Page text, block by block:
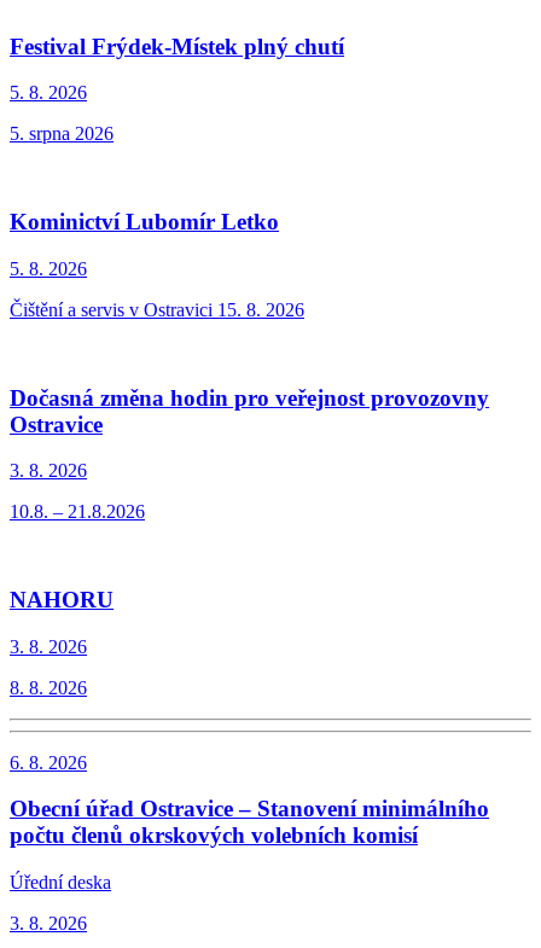
Festival Frýdek-Místek plný chutí
5. 8. 2026
5. srpna 2026
Kominictví Lubomír Letko
5. 8. 2026
Čištění a servis v Ostravici 15. 8. 2026
Dočasná změna hodin pro veřejnost provozovny
Ostravice
3. 8. 2026
10.8. – 21.8.2026
NAHORU
3. 8. 2026
8. 8. 2026
6. 8. 2026
Obecní úřad Ostravice – Stanovení minimálního
počtu členů okrskových volebních komisí
Úřední deska
3. 8. 2026